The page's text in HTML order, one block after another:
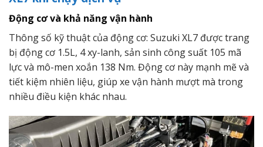
Động cơ và khả năng vận hành
Thông số kỹ thuật của động cơ: Suzuki XL7 được trang
bị động cơ 1.5L, 4 xy-lanh, sản sinh công suất 105 mã
lực và mô-men xoắn 138 Nm. Động cơ này mạnh mẽ và
tiết kiệm nhiên liệu, giúp xe vận hành mượt mà trong
nhiều điều kiện khác nhau.